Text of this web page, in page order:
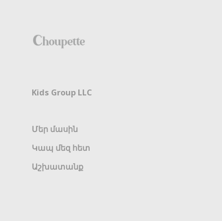
Kids Group LLC
Մեր մասին
Կապ մեզ հետ
Աշխատանք